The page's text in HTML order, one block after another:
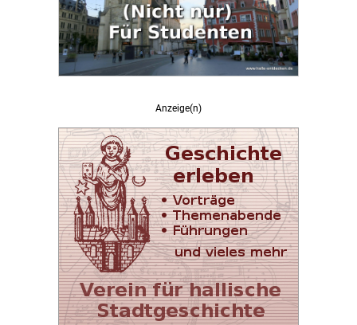
Anzeige(n)